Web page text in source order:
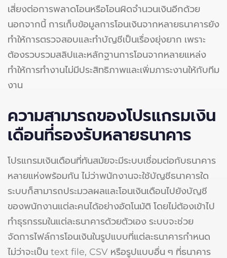
เสี่ยงต่อการพลาดโอนหรือโอนผิดจำนวนเงินอีกด้วย
นอกจากนี้ การเก็บข้อมูลการโอนเงินจากหลายธนาคารยัง
ทำให้การตรวจสอบและทำบัญชีเป็นเรื่องยุ่งยาก เพราะ
ต้องรวบรวมสลิปและหลักฐานการโอนจากหลายแหล่ง
ทำให้การทำงานไม่มีประสิทธิภาพและเพิ่มภาระงานให้กับทีม
งาน
ความสามารถของโปรแกรมเงิน
เดือนที่รองรับหลายธนาคาร
โปรแกรมเงินเดือนที่ทันสมัยจะมีระบบเชื่อมต่อกับธนาคาร
หลายแห่งพร้อมกัน ไม่ว่าพนักงานจะใช้บัญชีธนาคารใด
ระบบก็สามารถประมวลผลและโอนเงินเดือนไปยังบัญชี
ของพนักงานแต่ละคนได้อย่างอัตโนมัติ โดยไม่ต้องเข้าไป
ทำธุรกรรมในแต่ละธนาคารด้วยตัวเอง ระบบจะช่วย
จัดการไฟล์การโอนเงินในรูปแบบที่แต่ละธนาคารกำหนด
ไม่ว่าจะเป็น text file, CSV หรือรูปแบบอื่น ๆ ที่ธนาคาร